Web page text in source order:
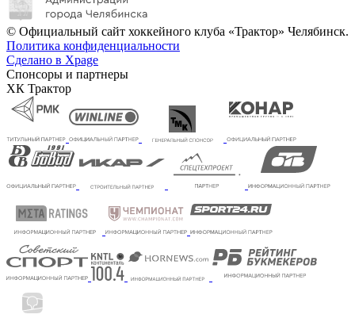
© Официальный сайт хоккейного клуба «Трактор» Челябинск.
Политика конфиденциальности
Сделано в Xpage
Спонсоры и партнеры
ХК Трактор